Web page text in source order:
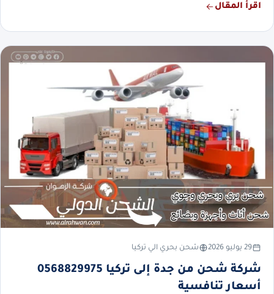
اقرأ المقال
29 يوليو 2026 شحن بحري الي تركيا
شركة شحن من جدة إلى تركيا 0568829975
أسعار تنافسية